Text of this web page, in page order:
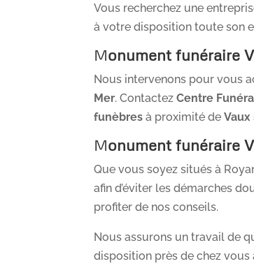
Vous recherchez une
à votre disposition toute son
Monument funéraire
Nous intervenons pour vous
Mer. ContactezCentre
funèbres à proximité deVaux
Monument funéraire
Que vous soyez situés à
afin d’éviter les démarches
profiter de nos conseils.
Nous assurons un travail de
disposition près de chez